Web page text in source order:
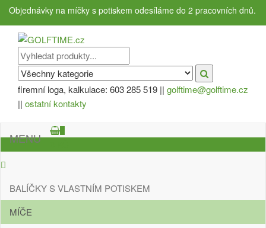
Přeskočit
obsah
Objednávky na míčky s potiskem odesíláme do 2 pracovních dnů.
GOLFTIME.cz
Golfové reklamní předměty s potiskem
firemní loga, kalkulace: 603 285 519 || golftime@golftime.cz
|| ostatní kontakty
MENU
BALÍČKY S VLASTNÍM POTISKEM
MÍČE